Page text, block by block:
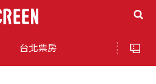
台北票房